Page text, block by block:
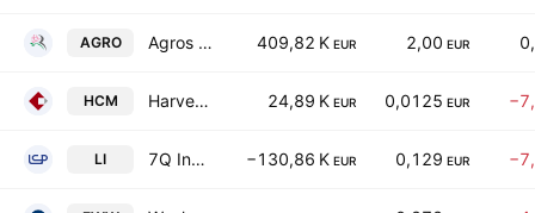
AGRO Agros Development 'Proodos' Public Ltd. 409,82 K EUR 2,00 EUR
HCM Harvest Capital Management Public Ltd 24,89 K EUR 0,0125 EUR
LI 7Q Investments Public LTD −130,86 K EUR 0,129 EUR